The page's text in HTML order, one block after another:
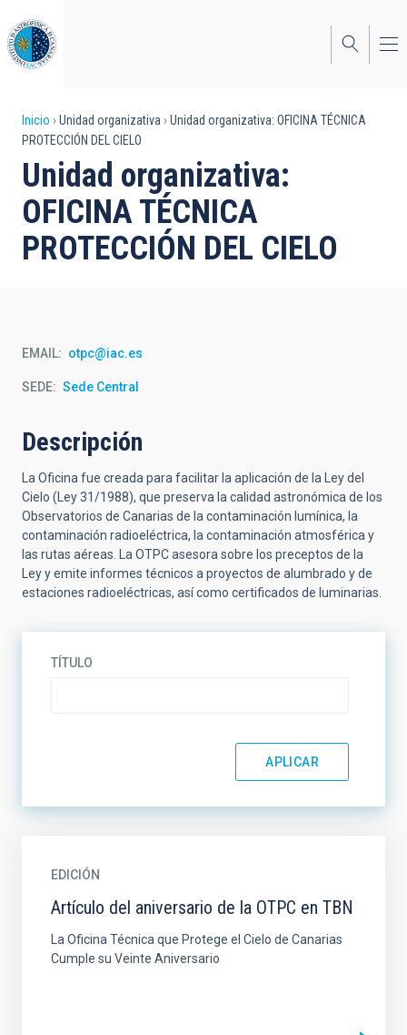
al
contenido
principal
Sobrescribir
enlaces
de
ayuda
a
Inicio Unidad organizativa
Unidad organizativa: OFICINA TÉCNICA
PROTECCIÓN DEL CIELO
Unidad organizativa:
OFICINA TÉCNICA
PROTECCIÓN DEL CIELO
EMAIL otpc@iac.es
SEDE Sede Central
Descripción
La Oficina fue creada para facilitar la aplicación de la Ley del
Cielo (Ley 31/1988), que preserva la calidad astronómica de los
Observatorios de Canarias de la contaminación lumínica, la
contaminación radioeléctrica, la contaminación atmosférica y
las rutas aéreas. La OTPC asesora sobre los preceptos de la
Ley y emite informes técnicos a proyectos de alumbrado y de
estaciones radioeléctricas, así como certificados de luminarias.
TÍTULO
EDICIÓN
Artículo del aniversario de la OTPC en TBN
La Oficina Técnica que Protege el Cielo de Canarias
Cumple su Veinte Aniversario